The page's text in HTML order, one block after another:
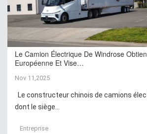
Le Camion Électrique De Windrose
Européenne Et Vise…
Nov 11,2025
Le constructeur chinois de camions
dont le siège...
Entreprise